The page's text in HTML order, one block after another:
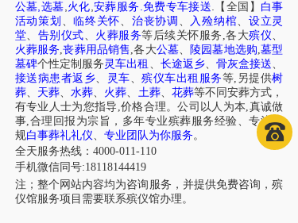
公墓 选墓 火化 安葬服务 免费专车接送 【全国】 白事
活动策划 、临终关怀、 治丧协调 、 入殓纳棺、 设立灵
堂、 告别仪式、 火葬服务等后续关怀服务,各大殡仪、
火葬服务,丧葬用品销售,各大公墓、 陵园墓地选购,墓型
墓碑个性定制服务 灵车出租 、 长途返乡、 骨灰盒接送、
接送病患者返乡、 灵车、殡仪车出租服务等,另提供树
葬、 天葬、水葬、 火葬、 土葬、 花葬等不同安葬方式，
有专业人士为您指导,价格合理。公司以人为本,真诚做
事,合理回报为宗旨，多年专业殡葬服务经验、专注正
规白事葬礼礼仪、 专业团队为你服务。
全天服务热线：4000-011-110
手机微信同号:18118144419
注；整个网站内容均为咨询服务，并提供免费咨询，殡
仪馆服务项目需要联系殡仪馆办理。